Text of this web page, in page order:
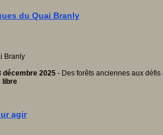
du Quai Branly
décembre 2025 - Des forêts anciennes aux
libre
agir